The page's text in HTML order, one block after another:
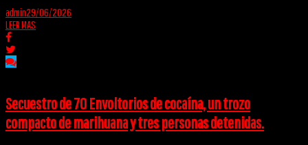
admin29/06/2026
LEER MAS
Secuestro de 70 Envoltorios de cocaína, un trozo
compacto de marihuana y tres personas detenidas.